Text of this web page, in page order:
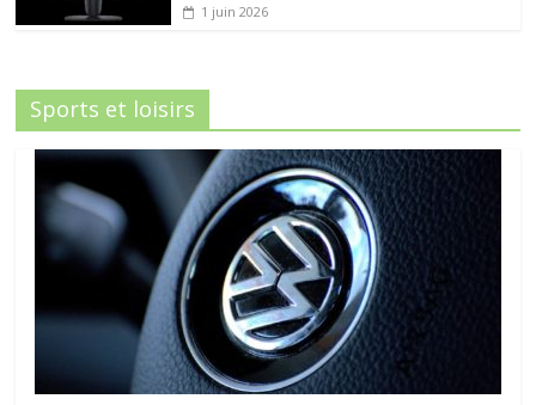
1 juin 2026
Sports et loisirs